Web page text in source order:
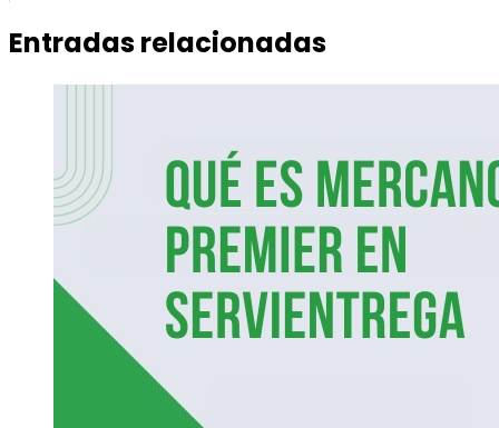
Entradas relacionadas